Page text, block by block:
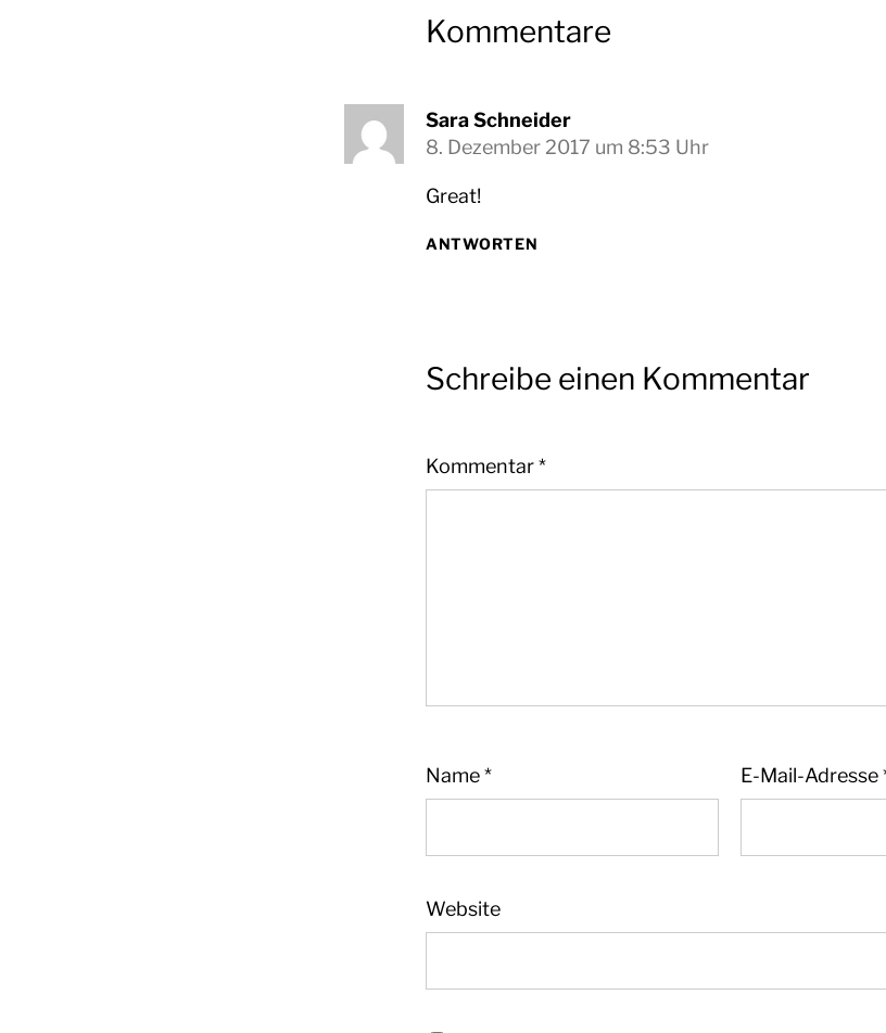
Kommentare
Sara Schneider
8. Dezember 2017 um 8:53 Uhr
Great!
ANTWORTEN
Schreibe einen Kommentar
Kommentar*
Name* E-Mail-Adresse
Website